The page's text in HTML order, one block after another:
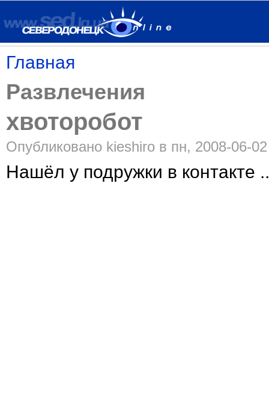
Главная
Развлечения
хвоторобот
Опубликовано kieshiro в пн, 2008-06-
Нашёл у подружки в контакте ..